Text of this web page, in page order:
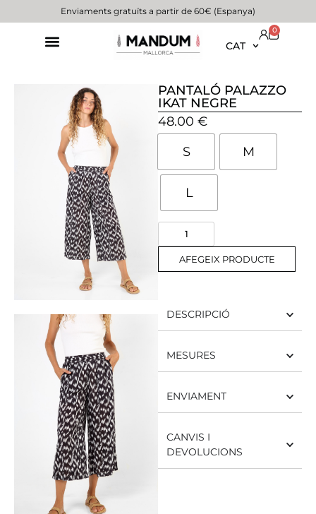
Enviaments gratuïts a partir de 60€ (Espanya)
CAT
0
PANTALÓ PALAZZO
IKAT NEGRE
48.00 €
S
M
L
AFEGEIX PRODUCTE
DESCRIPCIÓ
MESURES
ENVIAMENT
CANVIS I
DEVOLUCIONS